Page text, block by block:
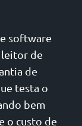
software
leitor de
de
testa o
bem
o custo de